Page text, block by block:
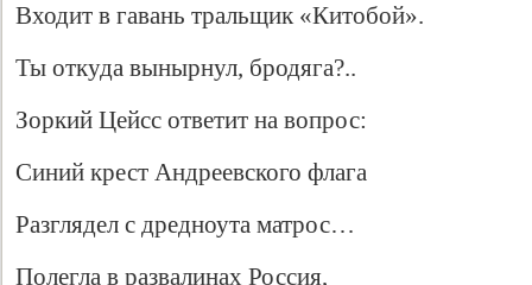
Входит в гавань тральщик «Китобой».
Ты откуда вынырнул, бродяга?..
Зоркий Цейсс ответит на вопрос:
Синий крест Андреевского флага
Разглядел с дредноута матрос…
Полегла в развалинах Россия,